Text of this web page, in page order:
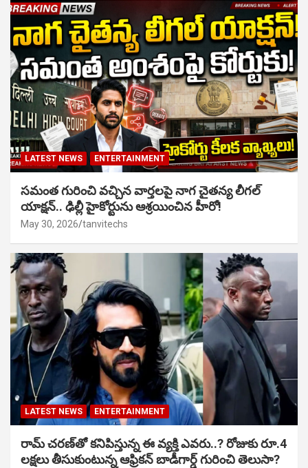
LATEST NEWS ENTERTAINMENT
సమంత గురించి వచ్చిన వార్తలపై నాగ చైతన్య లీగల్
యాక్షన్.. ఢిల్లీ హైకోర్టును ఆశ్రయించిన హీరో!
May 30, 2026 tanvitechs
LATEST NEWS ENTERTAINMENT
రామ్ చరణ్‌తో కనిపిస్తున్న ఈ వ్యక్తి ఎవరు..? రోజుకు రూ.4
లక్షలు తీసుకుంటున్న ఆఫ్రికన్ బాడీగార్డ్ గురించి తెలుసా?